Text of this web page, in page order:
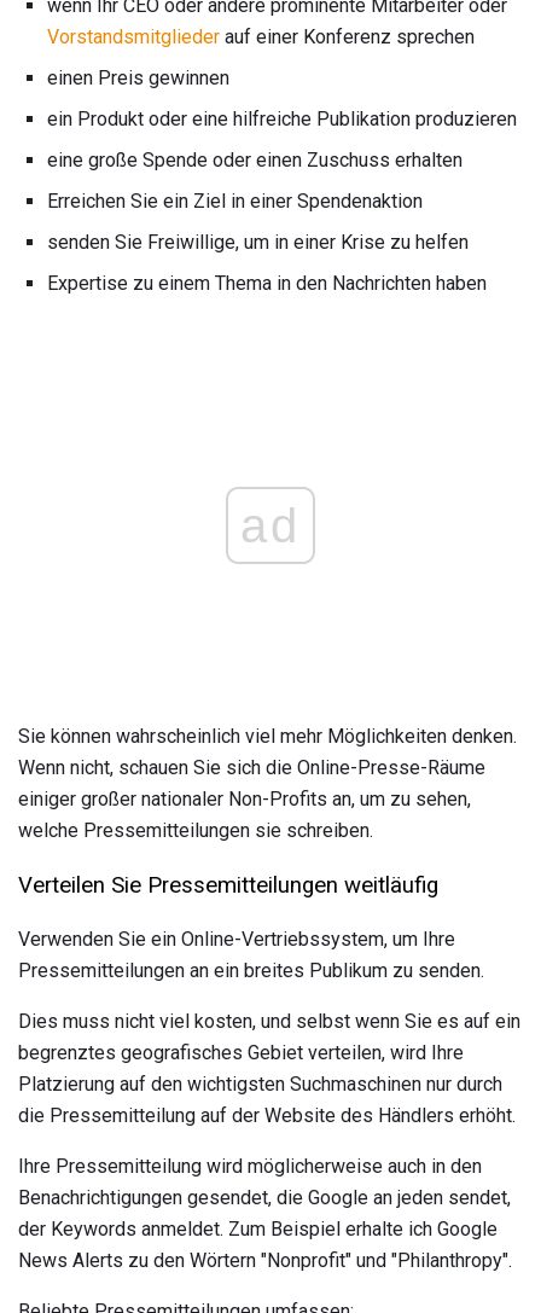
wenn Ihr CEO oder andere prominente Mitarbeiter oder
Vorstandsmitglieder auf einer Konferenz sprechen
einen Preis gewinnen
ein Produkt oder eine hilfreiche Publikation produzieren
eine große Spende oder einen Zuschuss erhalten
Erreichen Sie ein Ziel in einer Spendenaktion
senden Sie Freiwillige, um in einer Krise zu helfen
Expertise zu einem Thema in den Nachrichten haben
ad
Sie können wahrscheinlich viel mehr Möglichkeiten denken.
Wenn nicht, schauen Sie sich die Online-Presse-Räume
einiger großer nationaler Non-Profits an, um zu sehen,
welche Pressemitteilungen sie schreiben.
Verteilen Sie Pressemitteilungen weitläufig
Verwenden Sie ein Online-Vertriebssystem, um Ihre
Pressemitteilungen an ein breites Publikum zu senden.
Dies muss nicht viel kosten, und selbst wenn Sie es auf ein
begrenztes geografisches Gebiet verteilen, wird Ihre
Platzierung auf den wichtigsten Suchmaschinen nur durch
die Pressemitteilung auf der Website des Händlers erhöht.
Ihre Pressemitteilung wird möglicherweise auch in den
Benachrichtigungen gesendet, die Google an jeden sendet,
der Keywords anmeldet. Zum Beispiel erhalte ich Google
News Alerts zu den Wörtern "Nonprofit" und "Philanthropy".